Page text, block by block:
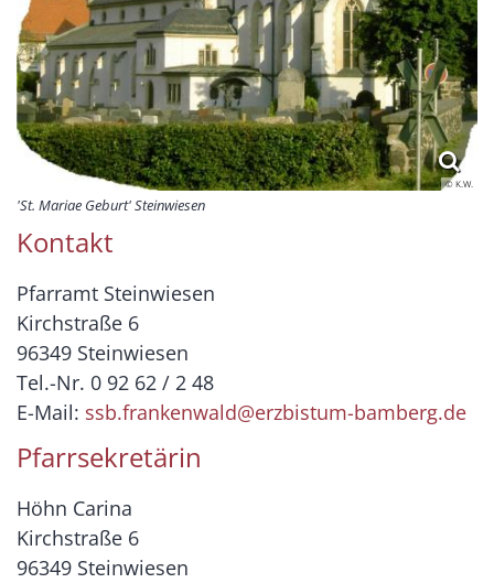
© K.W.
'St. Mariae Geburt' Steinwiesen
Kontakt
Pfarramt Steinwiesen
Kirchstraße 6
96349 Steinwiesen
Tel.-Nr. 0 92 62 / 2 48
E-Mail: ssb.frankenwald@erzbistum-bamberg.de
Pfarrsekretärin
Höhn Carina
Kirchstraße 6
96349 Steinwiesen